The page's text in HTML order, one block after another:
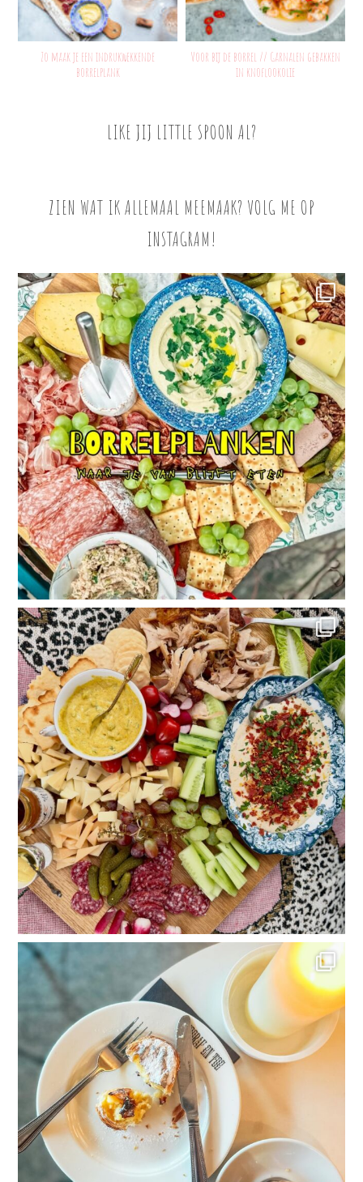
Zo maak je een indrukwekkende
borrelplank
Voor bij de borrel // Garnalen gebakken
in knoflookolie
LIKE JIJ LITTLE SPOON AL?
ZIEN WAT IK ALLEMAAL MEEMAAK? VOLG ME OP
INSTAGRAM!